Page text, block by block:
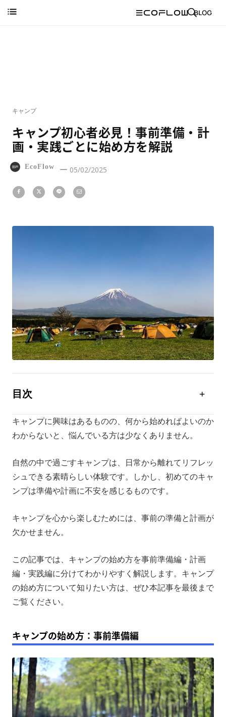
キャンプ
キャンプ初心者必見！事前準備・計
画・実践ごとに始め方を解説
EcoFlow 05/02/2025
目次
キャンプの始め方：計画編
キャンプ初心者ならEcoFlow RIVER 3 Maxで家電を使
用するのもおすすめ！
まとめ
キャンプに興味はあるものの、何から始めればよいのか
わからないと、悩んでいる方は少なくありません。
自然の中で過ごすキャンプは、日常から離れてリフレッ
シュできる素晴らしい体験です。しかし、初めてのキャ
ンプは準備や計画に不安を感じるものです。
キャンプを心から楽しむためには、事前の準備と計画が
欠かせません。
この記事では、キャンプの始め方を事前準備編・計画
編・実践編に分けてわかりやすく解説します。キャンプ
の始め方について知りたい方は、ぜひ本記事を最後まで
ご覧ください。
キャンプの始め方：事前準備編